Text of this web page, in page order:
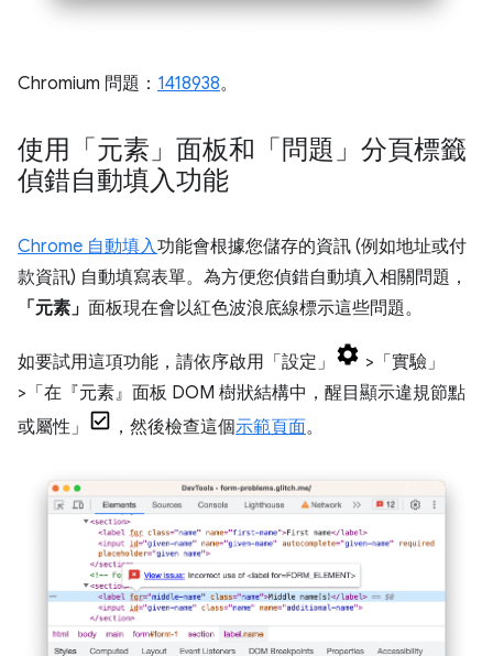
Chromium 問題： 1418938。
使用「元素」面板和「問題」分頁標籤
偵錯自動填入功能
Chrome 自動填入功能會根據您儲存的資訊 (例如地址或付
款資訊) 自動填寫表單。為方便您偵錯自動填入相關問題，
「元素」 面板現在會以紅色波浪底線標示這些問題。
如要試用這項功能，請依序啟用「設定」
>「實驗」
>「在『元素』面板 DOM 樹狀結構中，醒目顯示違規節點
或屬性」
，然後檢查這個示範頁面。